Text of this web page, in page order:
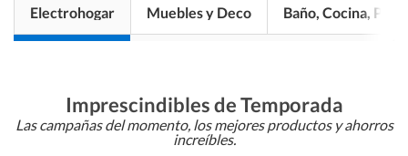
Electrohogar Muebles y Deco Baño, Cocina, Pisos
Imprescindibles de Temporada
Las campañas del momento, los mejores productos y ahorros
increíbles.